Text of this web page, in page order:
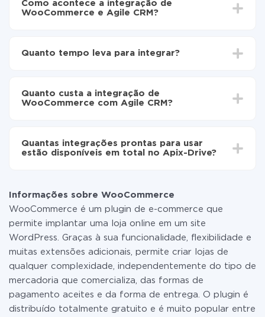
Como acontece a integração de
WooCommerce e Agile CRM?
para Agile CRM
automaticamente de WooCommerce para Agile
CRM
Quanto tempo leva para integrar?
30 minutos. Em média, a configuração leva de 10 a 15
minutos.
Quanto custa a integração de
WooCommerce com Agile CRM?
as tarifas. Você paga apenas pela quantidade de
dados que é realmente transferida de um de seus
ou mudar para um de pago, se necessário. Mais
detalhes sobretarifas.
Quantas integrações prontas para usar
estão disponíveis em total no Apix-Drive?
Informações sobre WooCommerce
WooCommerce é um plugin de e-commerce que
permite implantar uma loja online em um site
WordPress. Graças à sua funcionalidade, flexibilidade e
muitas extensões adicionais, permite criar lojas de
qualquer complexidade, independentemente do tipo de
mercadoria que comercializa, das formas de
pagamento aceites e da forma de entrega. O plugin é
distribuído totalmente gratuito e é muito popular entre